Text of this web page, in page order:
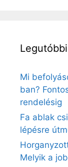
Mi
ban?
rendelésig
Fa ablak
lépésre
Melyik a